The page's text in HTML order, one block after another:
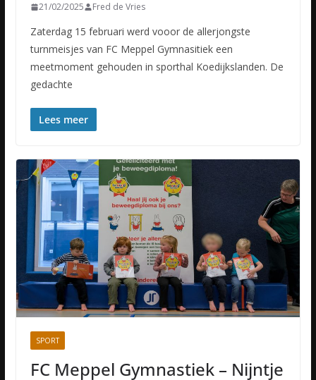
21/02/2025 Fred de Vries
Zaterdag 15 februari werd vooor de allerjongste
turnmeisjes van FC Meppel Gymnasitiek een
meetmoment gehouden in sporthal Koedijkslanden. De
gedachte
Lees meer
SPORT
FC Meppel Gymnastiek – Nijntje